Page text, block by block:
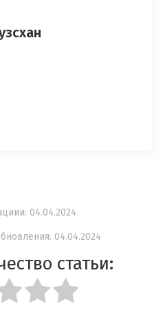
04.04.2024
04.04.2024
статьи: